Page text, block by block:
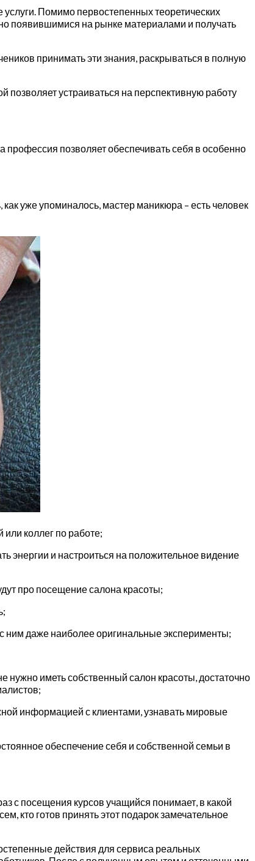
Помимо первостепенных теоретических
появившимися на рынке материалами и получать
принимать эти знания, раскрываться в полную
позволяет устраиваться на перспективную работу
профессия позволяет обеспечивать себя в особенно
уже упоминалось, мастер маникюра – есть человек
или коллег по работе;
энергии и настроиться на положительное видение
про посещение салона красоты;
ним даже наиболее оригинальные эксперименты;
нужно иметь собственный салон красоты, достаточно
информацией с клиентами, узнавать мировые
обеспечение себя и собственной семьи в
с посещения курсов учащийся понимает, в какой
кто готов принять этот подарок замечательное
действия для сервиса реальных